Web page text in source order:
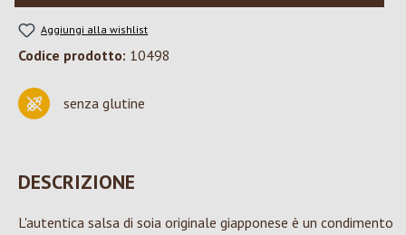
Aggiungi alla wishlist
Codice prodotto: 10498
senza glutine
DESCRIZIONE
L'autentica salsa di soia originale giapponese è un condimento